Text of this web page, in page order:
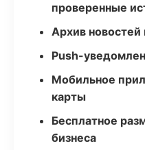
проверенные
Архив новостей
Push-
Мобильное
карты
Бесплатное
бизнеса